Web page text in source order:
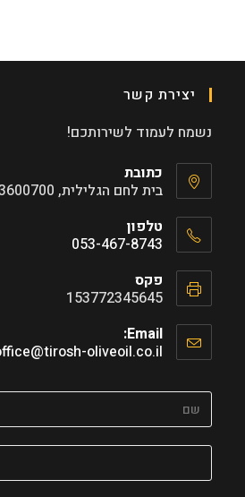
יצירת קשר
נשמח לעמוד לשירותכם!
כתובת
בית לחם הגלילית, 3600700
טלפון
053-467-8743
in
your
application
פקס
153772345645
Email:
oliveoil.co.il